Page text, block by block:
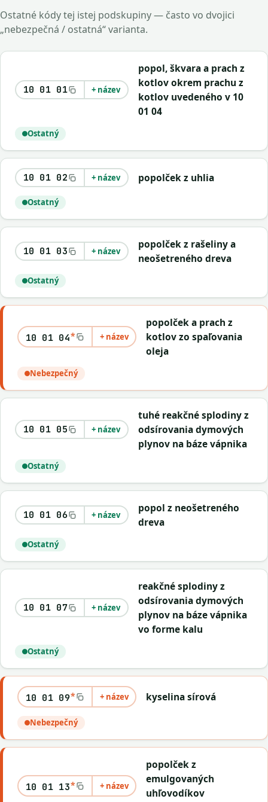
Ostatné kódy tej istej podskupiny — často vo dvojici
„nebezpečná / ostatná“ varianta.
10 01 01 + název
popol, škvara a prach z
kotlov okrem prachu z
kotlov uvedeného v 10
01 04
Ostatný
10 01 02 + název popolček z uhlia
Ostatný
10 01 03 + název
popolček z rašeliny a
neošetreného dreva
Ostatný
10 01 04* + název
popolček a prach z
kotlov zo spaľovania
oleja
Nebezpečný
10 01 05 + název
tuhé reakčné splodiny z
odsírovania dymových
plynov na báze vápnika
Ostatný
10 01 06 + název
popol z neošetreného
dreva
Ostatný
10 01 07 + název
reakčné splodiny z
odsírovania dymových
plynov na báze vápnika
vo forme kalu
Ostatný
10 01 09* + název kyselina sírová
Nebezpečný
10 01 13* + název
popolček z
emulgovaných
uhľovodíkov